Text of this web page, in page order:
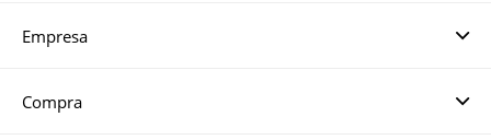
Empresa
Compra